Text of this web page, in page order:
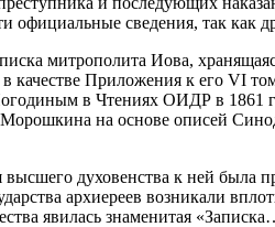
официальные сведения, так как
митрополита Иова,
Приложения к его VI
в Чтениях ОИДР в 1861
на основе описей
духовенства к ней
архиереев возникали
явилась знаменитая